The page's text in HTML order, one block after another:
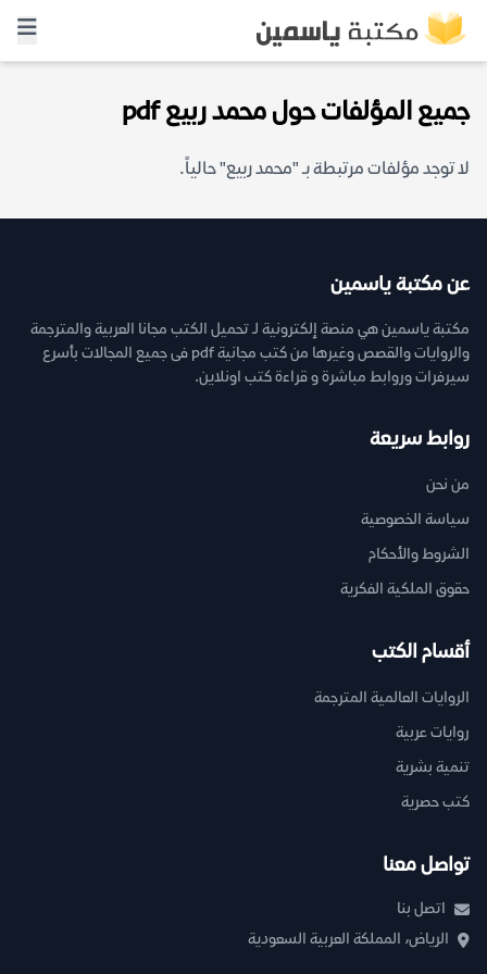
جميع المؤلفات حول محمد ربيع pdf
لا توجد مؤلفات مرتبطة بـ "محمد ربيع" حالياً.
عن مكتبة ياسمين
مكتبة ياسمين هي منصة إلكترونية لـ تحميل الكتب مجانا العربية والمترجمة
والروايات والقصص وغيرها من كتب مجانية pdf فى جميع المجالات بأسرع
سيرفرات وروابط مباشرة و قراءة كتب اونلاين.
روابط سريعة
من نحن
سياسة الخصوصية
الشروط والأحكام
حقوق الملكية الفكرية
أقسام الكتب
الروايات العالمية المترجمة
روايات عربية
تنمية بشرية
كتب حصرية
تواصل معنا
اتصل بنا
الرياض، المملكة العربية السعودية